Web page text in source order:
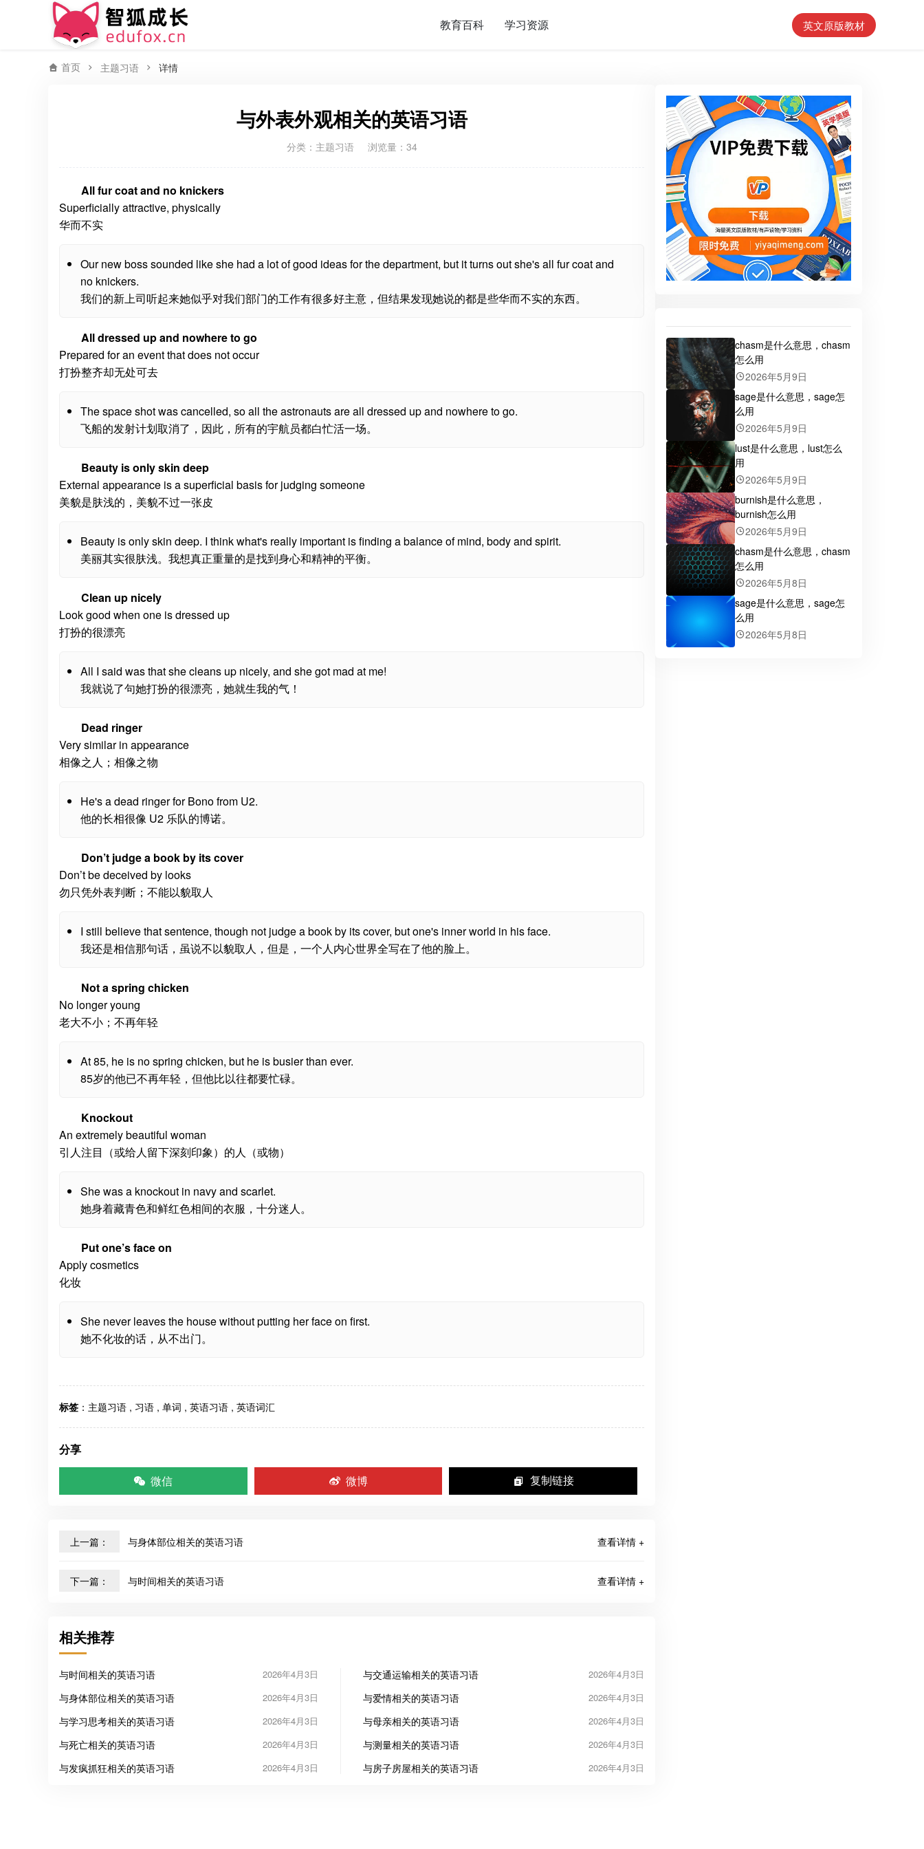
教育百科 学习资源 英文原版教材
首页 主题习语 详情
与外表外观相关的英语习语
分类： 主题习语 浏览量：34
All fur coat and no knickers
Superficially attractive, physically
华而不实
Our new boss sounded like she had a lot of good ideas for the department, but it turns out she's all fur coat and
no knickers.
我们的新上司听起来她似乎对我们部门的工作有很多好主意，但结果发现她说的都是些华而不实的东西。
All dressed up and nowhere to go
Prepared for an event that does not occur
打扮整齐却无处可去
The space shot was cancelled, so all the astronauts are all dressed up and nowhere to go.
飞船的发射计划取消了，因此，所有的宇航员都白忙活一场。
Beauty is only skin deep
External appearance is a superficial basis for judging someone
美貌是肤浅的，美貌不过一张皮
Beauty is only skin deep. I think what's really important is finding a balance of mind, body and spirit.
美丽其实很肤浅。我想真正重量的是找到身心和精神的平衡。
Clean up nicely
Look good when one is dressed up
打扮的很漂亮
All I said was that she cleans up nicely, and she got mad at me!
我就说了句她打扮的很漂亮，她就生我的气！
Dead ringer
Very similar in appearance
相像之人；相像之物
He's a dead ringer for Bono from U2.
他的长相很像 U2 乐队的博诺。
Don’t judge a book by its cover
Don’t be deceived by looks
勿只凭外表判断；不能以貌取人
I still believe that sentence, though not judge a book by its cover, but one's inner world in his face.
我还是相信那句话，虽说不以貌取人，但是，一个人内心世界全写在了他的脸上。
Not a spring chicken
No longer young
老大不小；不再年轻
At 85, he is no spring chicken, but he is busier than ever.
85岁的他已不再年轻，但他比以往都要忙碌。
Knockout
An extremely beautiful woman
引人注目（或给人留下深刻印象）的人（或物）
She was a knockout in navy and scarlet.
她身着藏青色和鲜红色相间的衣服，十分迷人。
Put one’s face on
Apply cosmetics
化妆
She never leaves the house without putting her face on first.
她不化妆的话，从不出门。
标签 ： 主题习语 , 习语 , 单词 , 英语习语 , 英语词汇
分享
微信
微博 复制链接
上一篇： 查看详情 +
与身体部位相关的英语习语
下一篇： 查看详情 +
与时间相关的英语习语
相关推荐
与时间相关的英语习语 2026年4月3日
与身体部位相关的英语习语 2026年4月3日
与学习思考相关的英语习语 2026年4月3日
与死亡相关的英语习语 2026年4月3日
与发疯抓狂相关的英语习语 2026年4月3日
与交通运输相关的英语习语 2026年4月3日
与爱情相关的英语习语 2026年4月3日
与母亲相关的英语习语 2026年4月3日
与测量相关的英语习语 2026年4月3日
与房子房屋相关的英语习语 2026年4月3日
chasm是什么意思，chasm
怎么用
2026年5月9日
sage是什么意思，sage怎
么用
2026年5月9日
lust是什么意思，lust怎么
用
2026年5月9日
burnish是什么意思，
burnish怎么用
2026年5月9日
chasm是什么意思，chasm
怎么用
2026年5月8日
sage是什么意思，sage怎
么用
2026年5月8日